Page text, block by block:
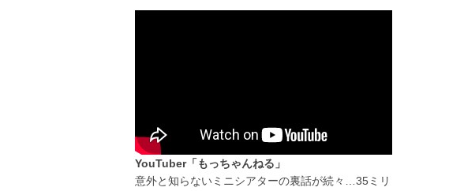
YouTuber「もっちゃんねる」
意外と知らないミニシアターの裏話が続々…35ミリ